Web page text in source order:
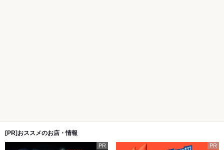
[PR]おススメのお店・情報
PR PR